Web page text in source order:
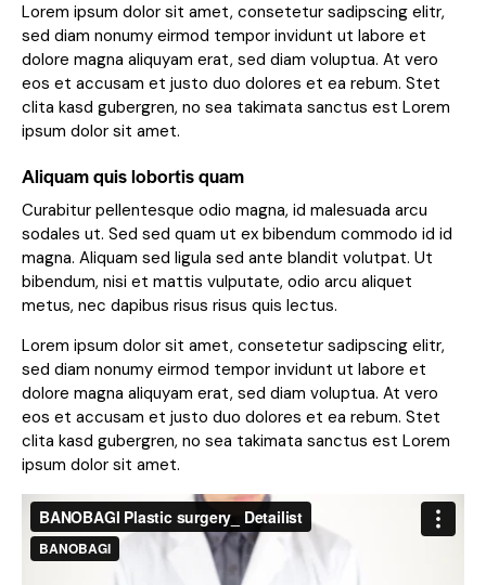
Lorem ipsum dolor sit amet, consetetur sadipscing elitr,
sed diam nonumy eirmod tempor invidunt ut labore et
dolore magna aliquyam erat, sed diam voluptua. At vero
eos et accusam et justo duo dolores et ea rebum. Stet
clita kasd gubergren, no sea takimata sanctus est Lorem
ipsum dolor sit amet.
Aliquam quis lobortis quam
Curabitur pellentesque odio magna, id malesuada arcu
sodales ut. Sed sed quam ut ex bibendum commodo id id
magna. Aliquam sed ligula sed ante blandit volutpat. Ut
bibendum, nisi et mattis vulputate, odio arcu aliquet
metus, nec dapibus risus risus quis lectus.
Lorem ipsum dolor sit amet, consetetur sadipscing elitr,
sed diam nonumy eirmod tempor invidunt ut labore et
dolore magna aliquyam erat, sed diam voluptua. At vero
eos et accusam et justo duo dolores et ea rebum. Stet
clita kasd gubergren, no sea takimata sanctus est Lorem
ipsum dolor sit amet.